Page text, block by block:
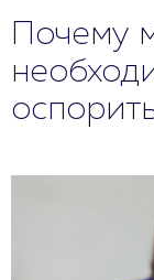
Почему